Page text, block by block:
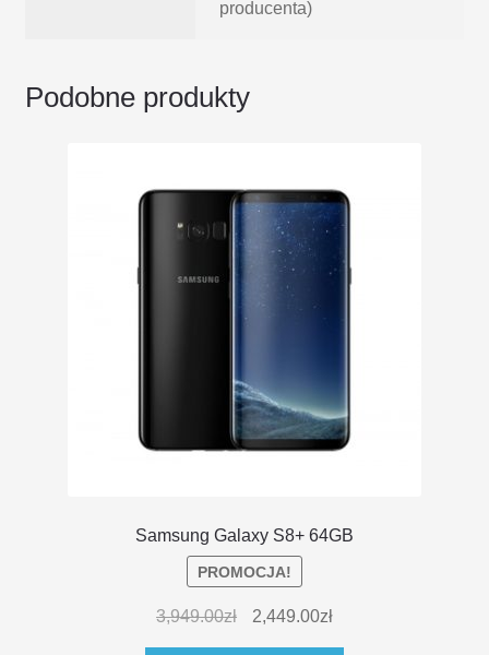
producenta)
Podobne produkty
Samsung Galaxy S8+ 64GB
PROMOCJA!
3,949.00zł 2,449.00zł